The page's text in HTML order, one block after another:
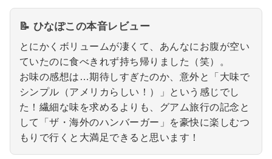
📝 ひなぽこの本音レビュー
とにかくボリュームが凄くて、あんなにお腹が空い
ていたのに食べきれず持ち帰りました（笑）。
お味の感想は…期待しすぎたのか、意外と「大味で
シンプル（アメリカらしい！）」という感じでし
た！繊細な味を求めるよりも、グアム旅行の記念と
して「ザ・海外のハンバーガー」を豪快に楽しむつ
もりで行くと大満足できると思います！